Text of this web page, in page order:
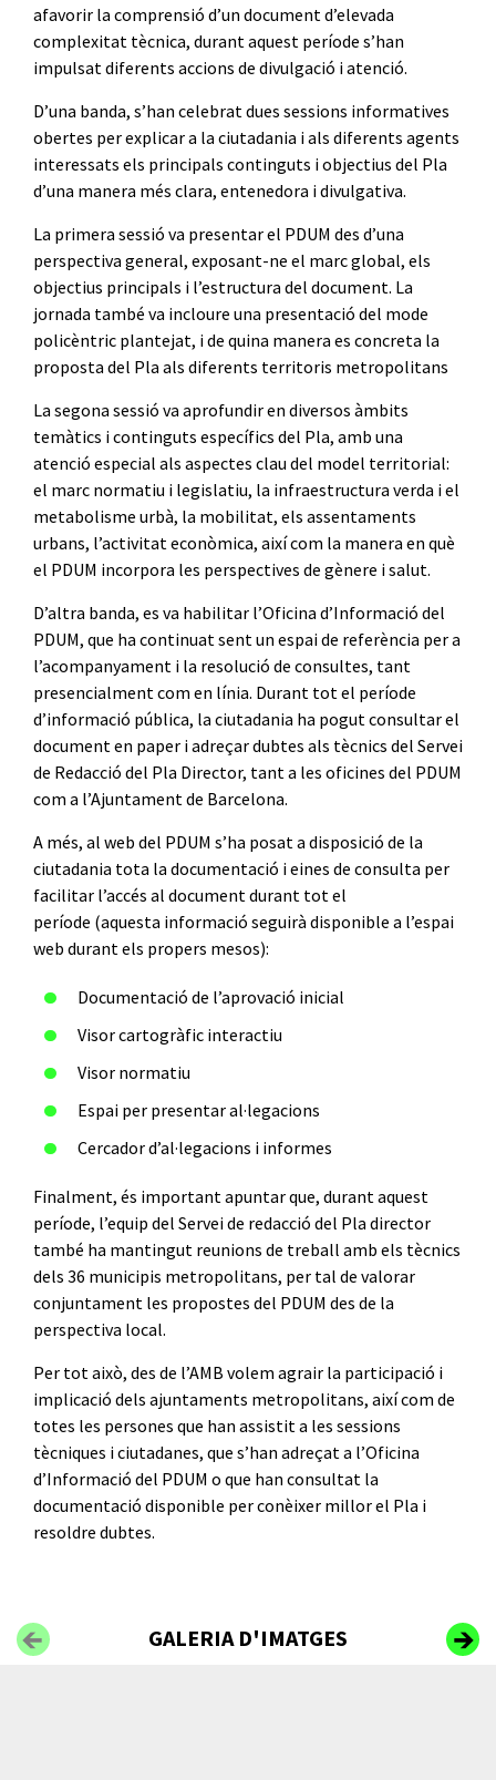
afavorir la comprensió d’un document d’elevada
complexitat tècnica, durant aquest període s’han
impulsat diferents accions de divulgació i atenció.
D’una banda, s’han celebrat dues sessions informatives
obertes per explicar a la ciutadania i als diferents agents
interessats els principals continguts i objectius del Pla
d’una manera més clara, entenedora i divulgativa.
La primera sessió va presentar el PDUM des d’una
perspectiva general, exposant-ne el marc global, els
objectius principals i l’estructura del document. La
jornada també va incloure una presentació del mode
policèntric plantejat, i de quina manera es concreta la
proposta del Pla als diferents territoris metropolitans
La segona sessió va aprofundir en diversos àmbits
temàtics i continguts específics del Pla, amb una
atenció especial als aspectes clau del model territorial:
el marc normatiu i legislatiu, la infraestructura verda i el
metabolisme urbà, la mobilitat, els assentaments
urbans, l’activitat econòmica, així com la manera en què
el PDUM incorpora les perspectives de gènere i salut.
D’altra banda, es va habilitar l’Oficina d’Informació del
PDUM, que ha continuat sent un espai de referència per a
l’acompanyament i la resolució de consultes, tant
presencialment com en línia. Durant tot el període
d’informació pública, la ciutadania ha pogut consultar el
document en paper i adreçar dubtes als tècnics del Servei
de Redacció del Pla Director, tant a les oficines del PDUM
com a l’Ajuntament de Barcelona.
A més, al web del PDUM s’ha posat a disposició de la
ciutadania tota la documentació i eines de consulta per
facilitar l’accés al document durant tot el
període (aquesta informació seguirà disponible a l’espai
web durant els propers mesos):
Documentació de l’aprovació inicial
Visor cartogràfic interactiu
Visor normatiu
Espai per presentar al·legacions
Cercador d’al·legacions i informes
Finalment, és important apuntar que, durant aquest
període, l’equip del Servei de redacció del Pla director
també ha mantingut reunions de treball amb els tècnics
dels 36 municipis metropolitans, per tal de valorar
conjuntament les propostes del PDUM des de la
perspectiva local.
Per tot això, des de l’AMB volem agrair la participació i
implicació dels ajuntaments metropolitans, així com de
totes les persones que han assistit a les sessions
tècniques i ciutadanes, que s’han adreçat a l’Oficina
d’Informació del PDUM o que han consultat la
documentació disponible per conèixer millor el Pla i
resoldre dubtes.
GALERIA D'IMATGES
Previous Next